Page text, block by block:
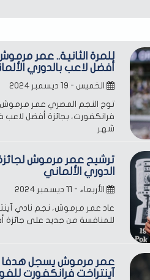
للمرة الثانية.. عمر
أفضل لاعب بالدوري
الخميس - ١٩ ديسمبر ٢٠٢٤
توج النجم المصري عمر
فرانكفورت، بجائزة أفضل لاعب
شهر
ترشيح عمر مرموش
الدوري الألماني
الأربعاء - ١١ ديسمبر ٢٠٢٤
عاد عمر مرموش، نجم نادي
للمنافسة من جديد على جائزة
عمر مرموش يسجل هدفا
آينتراخت فرانكفورت